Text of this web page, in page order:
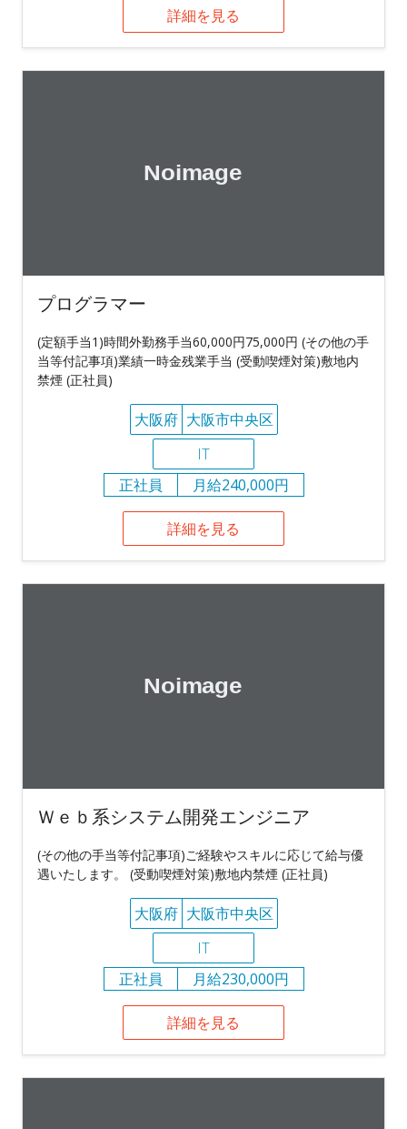
詳細を見る
プログラマー
(定額手当1)時間外勤務手当60,000円75,000円 (その他の手
当等付記事項)業績一時金残業手当 (受動喫煙対策)敷地内
禁煙 (正社員)
大阪府 大阪市中央区
IT
正社員
月給240,000円
詳細を見る
Ｗｅｂ系システム開発エンジニア
(その他の手当等付記事項)ご経験やスキルに応じて給与優
遇いたします。 (受動喫煙対策)敷地内禁煙 (正社員)
大阪府 大阪市中央区
IT
正社員
月給230,000円
詳細を見る